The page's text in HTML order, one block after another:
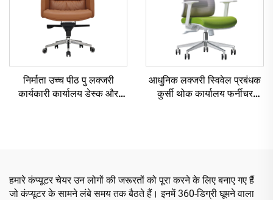
निर्माता उच्च पीठ पु लक्जरी
कार्यकारी कार्यालय डेस्क और
आधुनिक लक्जरी स्विवेल प्रबंधक
कुर्सी थोक कार्यालय फर्नीचर
हमारे कंप्यूटर चेयर उन लोगों की जरूरतों को पूरा करने के लिए बनाए गए हैं
जो कंप्यूटर के सामने लंबे समय तक बैठते हैं। इनमें 360-डिग्री घूमने वाला